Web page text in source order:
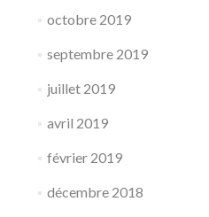
octobre 2019
septembre 2019
juillet 2019
avril 2019
février 2019
décembre 2018